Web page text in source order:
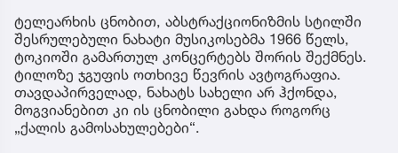
ტელეარხის ცნობით, აბსტრაქციონიზმის სტილში
შესრულებული ნახატი მუსიკოსებმა 1966 წელს,
ტოკიოში გამართულ კონცერტებს შორის შექმნეს.
ტილოზე ჯგუფის ოთხივე წევრის ავტოგრაფია.
თავდაპირველად, ნახატს სახელი არ ჰქონდა,
მოგვიანებით კი ის ცნობილი გახდა როგორც
„ქალის გამოსახულებები“.